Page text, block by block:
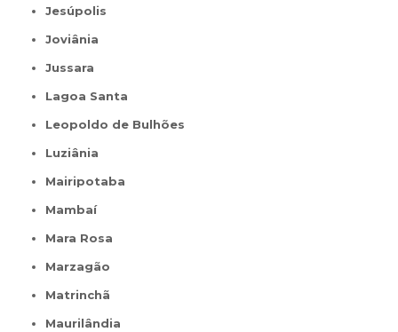
Jesúpolis
Joviânia
Jussara
Lagoa Santa
Leopoldo de Bulhões
Luziânia
Mairipotaba
Mambaí
Mara Rosa
Marzagão
Matrinchã
Maurilândia